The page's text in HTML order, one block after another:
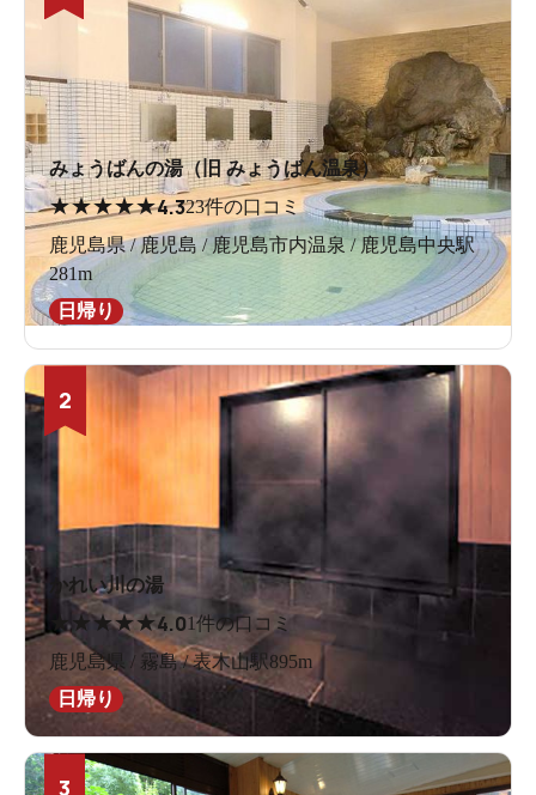
みょうばんの湯（旧 みょうばん温泉）
★★★★★4.323件の口コミ
鹿児島県 / 鹿児島 / 鹿児島市内温泉 / 鹿児島中央駅
281m
日帰り
2
かれい川の湯
★★★★★4.01件の口コミ
鹿児島県 / 霧島 / 表木山駅895m
日帰り
3